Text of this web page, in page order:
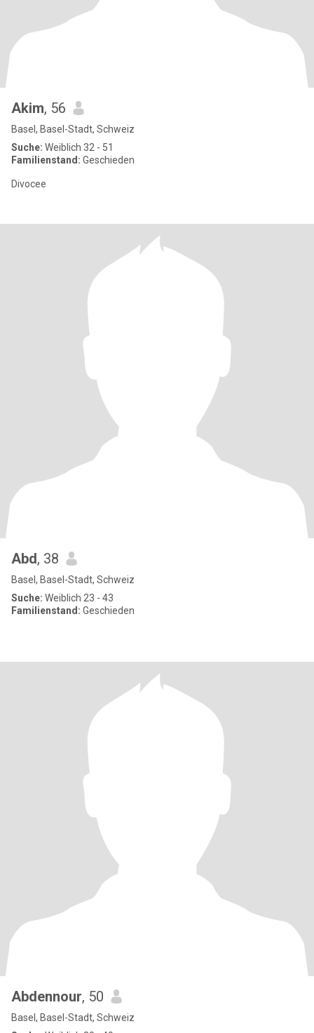
Akim, 56
Basel, Basel-Stadt, Schweiz
Suche: Weiblich 32 - 51
Familienstand: Geschieden
Divocee
Abd, 38
Basel, Basel-Stadt, Schweiz
Suche: Weiblich 23 - 43
Familienstand: Geschieden
Abdennour, 50
Basel, Basel-Stadt, Schweiz